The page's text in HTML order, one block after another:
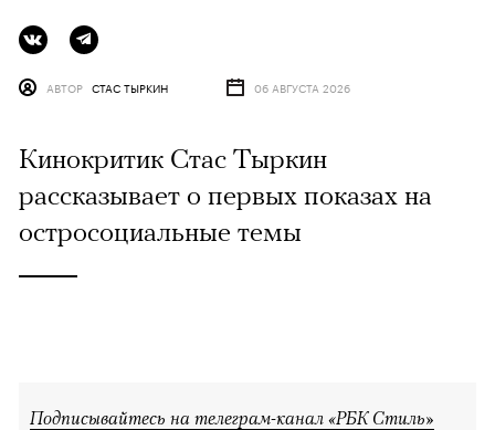
АВТОР СТАС ТЫРКИН 06 АВГУСТА 2026
Кинокритик Стас Тыркин
рассказывает о первых показах на
остросоциальные темы
Подписывайтесь на телеграм-канал «РБК Стиль»